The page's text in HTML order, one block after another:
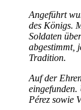
Angeführt
des Königs.
Soldaten
abgestimmt,
Tradition.
Auf der
Pérez sowie